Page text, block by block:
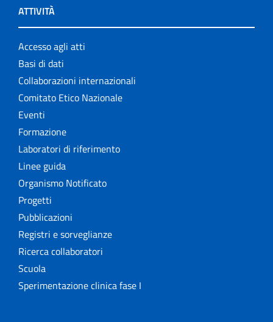
ATTIVITÀ
Accesso agli atti
Basi di dati
Collaborazioni internazionali
Comitato Etico Nazionale
Eventi
Formazione
Laboratori di riferimento
Linee guida
Organismo Notificato
Progetti
Pubblicazioni
Registri e sorveglianze
Ricerca collaboratori
Scuola
Sperimentazione clinica fase I